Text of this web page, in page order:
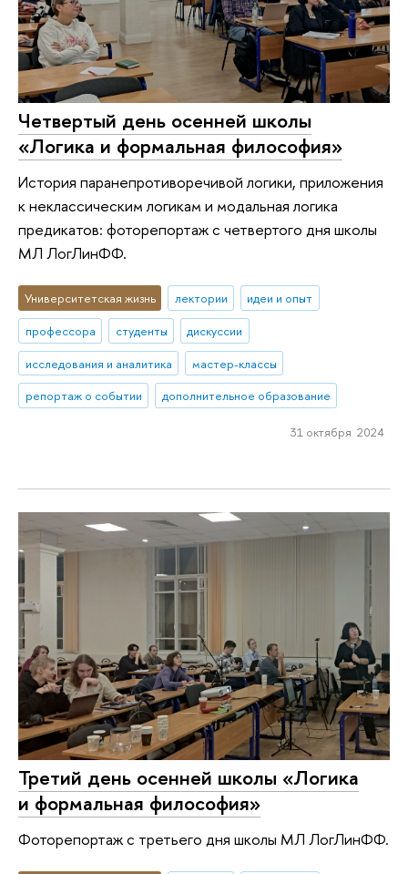
Четвертый день осенней школы
«Логика и формальная философия»
История паранепротиворечивой логики, приложения
к неклассическим логикам и модальная логика
предикатов: фоторепортаж с четвертого дня школы
МЛ ЛогЛинФФ.
Университетская жизнь лектории
идеи и опыт
профессора
студенты
дискуссии
исследования и аналитика
мастер-классы
репортаж о событии
дополнительное образование
31 октября 2024
Третий день осенней школы «Логика
и формальная философия»
Фоторепортаж с третьего дня школы МЛ ЛогЛинФФ.